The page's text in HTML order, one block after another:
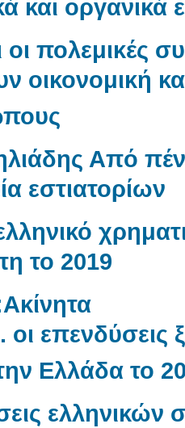
και οργανικά
οι πολεμικές
οικονομική
Από
εστιατορίων
το 2019
οι
Ελλάδα το